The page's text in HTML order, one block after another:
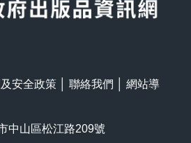
安全政策 聯絡我們
網站導
中山區松江路209號